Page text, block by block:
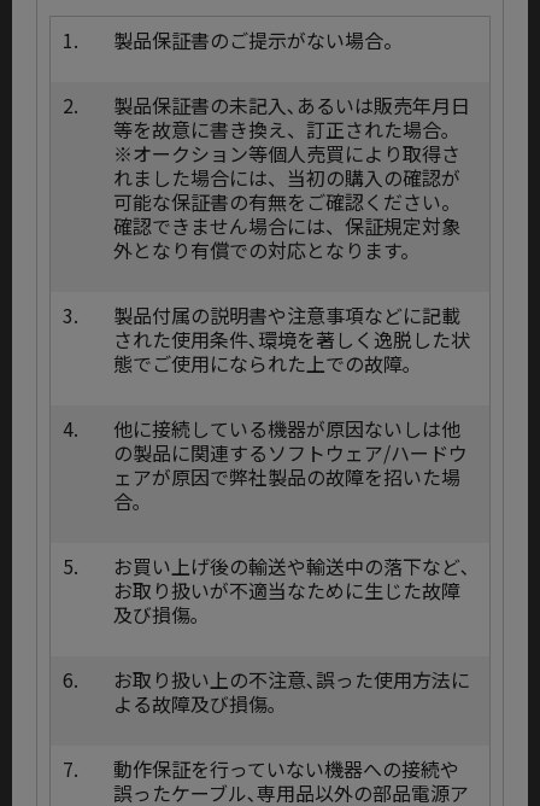
1.
製品保証書のご提示がない場合。
2.
製品保証書の未記入､あるいは販売年月日
等を故意に書き換え、訂正された場合｡
※オークション等個人売買により取得さ
れました場合には、当初の購入の確認が
可能な保証書の有無をご確認ください。
確認できません場合には、保証規定対象
外となり有償での対応となります。
3.
製品付属の説明書や注意事項などに記載
された使用条件､環境を著しく逸脱した状
態でご使用になられた上での故障｡
4.
他に接続している機器が原因ないしは他
の製品に関連するソフトウェア/ハードウ
ェアが原因で弊社製品の故障を招いた場
合｡
5.
お買い上げ後の輸送や輸送中の落下など､
お取り扱いが不適当なために生じた故障
及び損傷｡
6.
お取り扱い上の不注意､誤った使用方法に
よる故障及び損傷｡
7.
動作保証を行っていない機器への接続や
誤ったケーブル､専用品以外の部品電源ア